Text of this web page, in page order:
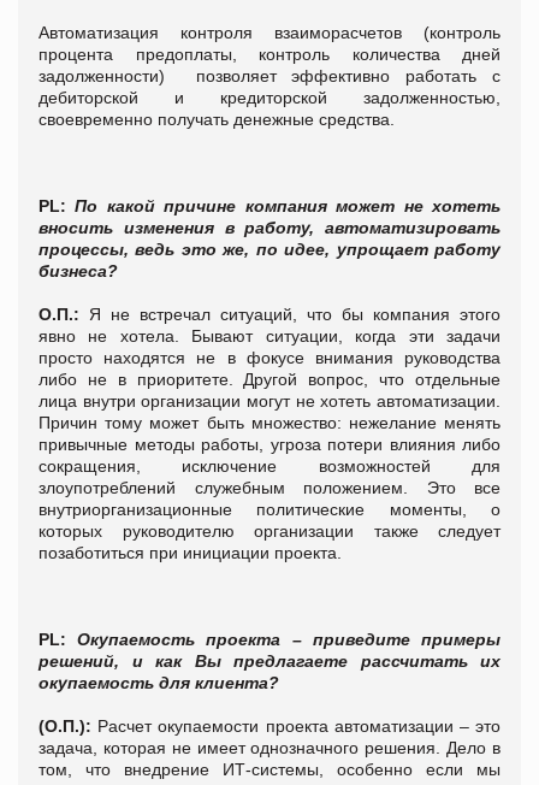
Автоматизация контроля взаиморасчетов (контроль
процента предоплаты, контроль количества дней
задолженности) позволяет эффективно работать с
дебиторской и кредиторской задолженностью,
своевременно получать денежные средства.
PL: По какой причине компания может не хотеть
вносить изменения в работу, автоматизировать
процессы, ведь это же, по идее, упрощает работу
бизнеса?
О.П.: Я не встречал ситуаций, что бы компания этого
явно не хотела. Бывают ситуации, когда эти задачи
просто находятся не в фокусе внимания руководства
либо не в приоритете. Другой вопрос, что отдельные
лица внутри организации могут не хотеть автоматизации.
Причин тому может быть множество: нежелание менять
привычные методы работы, угроза потери влияния либо
сокращения, исключение возможностей для
злоупотреблений служебным положением. Это все
внутриорганизационные политические моменты, о
которых руководителю организации также следует
позаботиться при инициации проекта.
PL:
Окупаемость проекта – приведите примеры
решений, и как Вы предлагаете рассчитать их
окупаемость для клиента?
(О.П.): Расчет окупаемости проекта автоматизации – это
задача, которая не имеет однозначного решения. Дело в
том, что внедрение ИТ-системы, особенно если мы